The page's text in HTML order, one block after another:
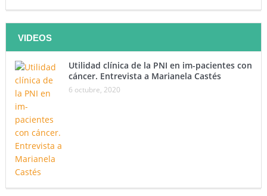
VIDEOS
Utilidad clínica de la PNI en im-pacientes con
cáncer. Entrevista a Marianela Castés
6 octubre, 2020